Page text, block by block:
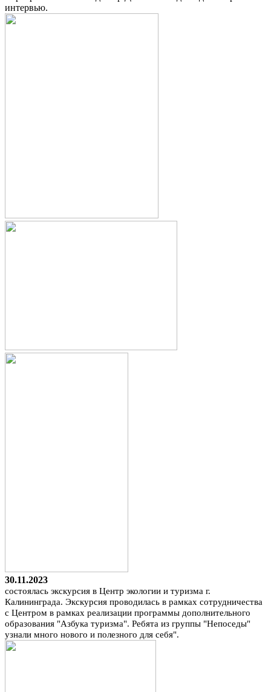
интервью.
30.11.2023
состоялась экскурсия в Центр экологии и туризма г.
Калининграда. Экскурсия проводилась в рамках сотрудничества
с Центром в рамках реализации программы дополнительного
образования "Азбука туризма". Ребята из группы "Непоседы"
узнали много нового и полезного для себя".